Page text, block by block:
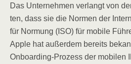
Das Unter­neh­men ver­langt von
ten, dass sie die Nor­men der
für Nor­mung (ISO) für mobi­le
Apple hat außer­dem bereits
Onboar­ding-Pro­zess der mobi­len